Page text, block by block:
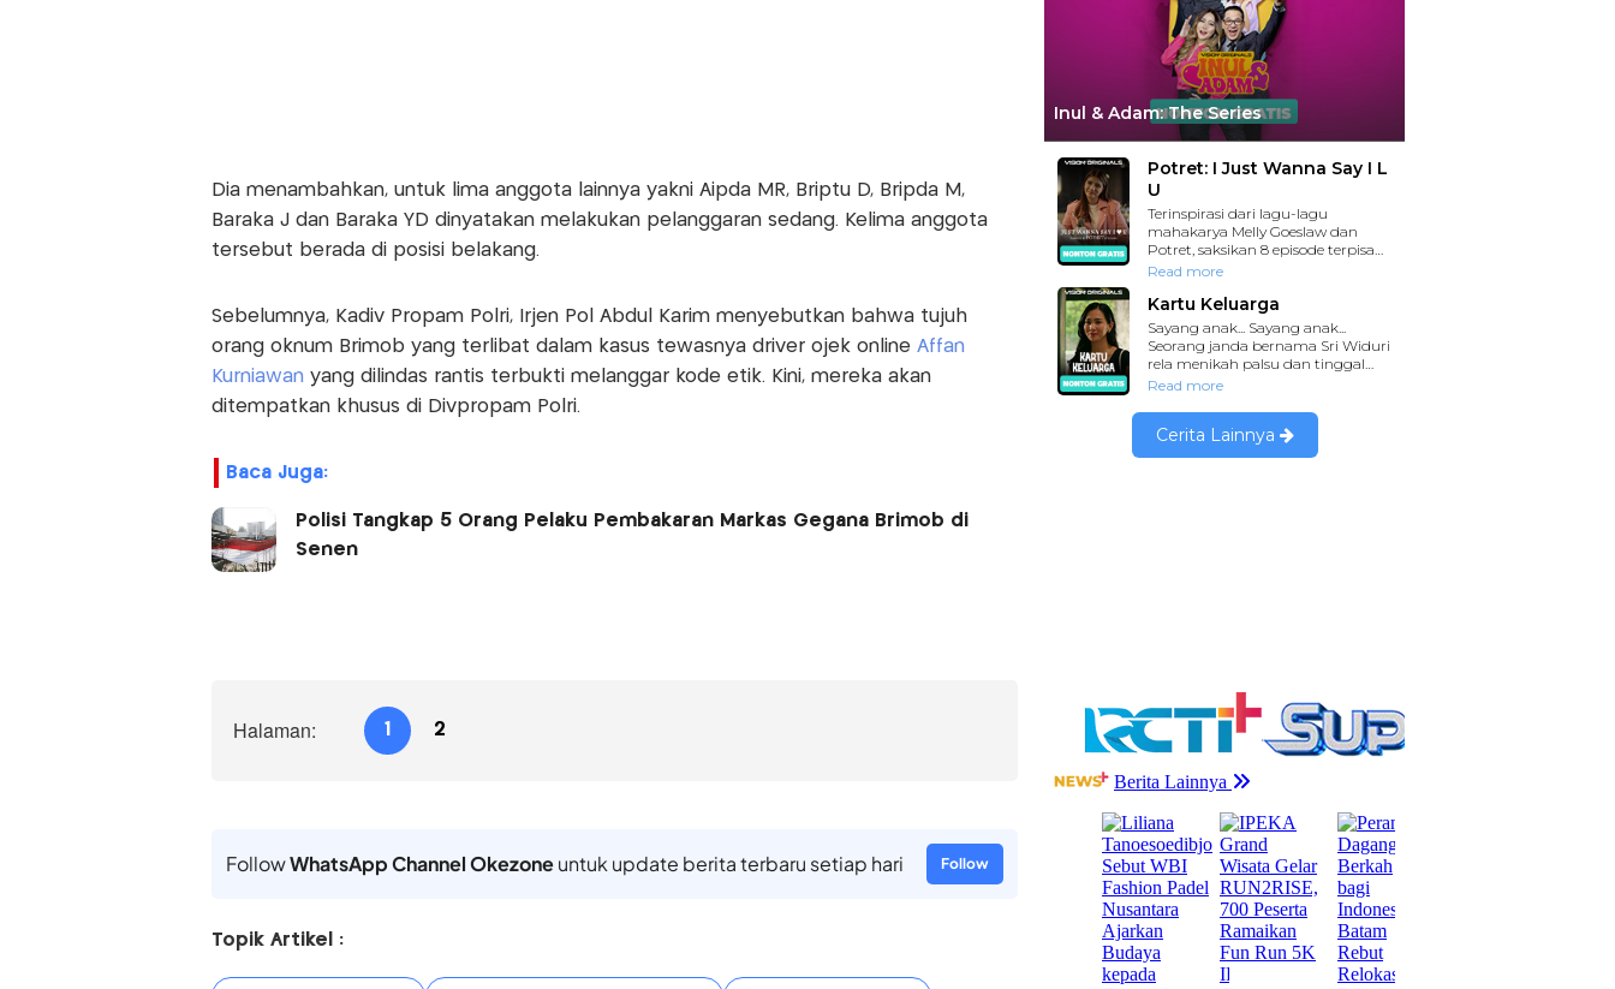
Dia menambahkan, untuk lima anggota lainnya yakni Aipda MR, Briptu D, Bripda M,
Baraka J dan Baraka YD dinyatakan melakukan pelanggaran sedang. Kelima anggota
tersebut berada di posisi belakang.
Sebelumnya, Kadiv Propam Polri, Irjen Pol Abdul Karim menyebutkan bahwa tujuh
orang oknum Brimob yang terlibat dalam kasus tewasnya driver ojek online Affan
Kurniawan yang dilindas rantis terbukti melanggar kode etik. Kini, mereka akan
ditempatkan khusus di Divpropam Polri.
Baca Juga:
Polisi Tangkap 5 Orang Pelaku Pembakaran Markas Gegana Brimob di
Senen
Halaman: 1 2
FollowWhatsApp Channel Okezoneuntuk update berita terbaru setiap hari Follow
Topik Artikel :